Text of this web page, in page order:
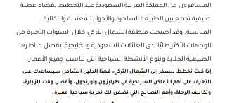
المسافرون من المملكة العربية السعودية عند التخطيط لقضاء عطلة
صيفية تجمع بين الطبيعة الساحرة والأجواء المعتدلة والتكاليف
المناسبة. وقد أصبحت منطقة الشمال التركي خلال السنوات الأخيرة من
الوجهات الأكثر طلبًا لدى العائلات السعودية والخليجية، بفضل مناظرها
الطبيعية الخلابة وتنوع الأنشطة السياحية التي تناسب جميع الأعمار.
إذا كنت تخطط للسفر إلى الشمال التركي، فهذا الدليل الشامل سيساعدك على
التعرف على أهم الأماكن السياحية في طرابزون وأوزنجول، وأفضل وقت للزيارة،
وتكاليف الرحلة، وأهم النصائح التي تضمن لك تجربة سياحية مميزة.